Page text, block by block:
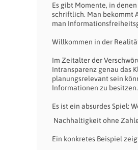
Es gibt Momente, in
schriftlich. Man bekommt
man
Willkommen in der
Im Zeitalter der
Intransparenz genau das
planungsrelevant sein
Informationen zu besitzen.
Es ist ein absurdes Spiel:
Nachhaltigkeit ohne
Ein konkretes Beispiel